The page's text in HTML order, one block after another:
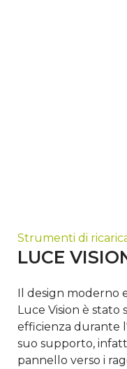
Strumenti di
LUCE
Il design moderno
Luce Vision è
efficienza durante
suo supporto,
pannello verso i